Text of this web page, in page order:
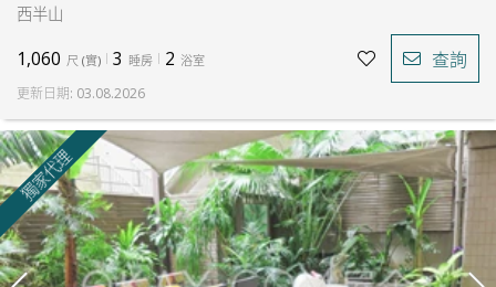
西半山
1,060 尺 (實) 3 睡房 2 浴室 查詢
更新日期: 03.08.2026
獨家代理